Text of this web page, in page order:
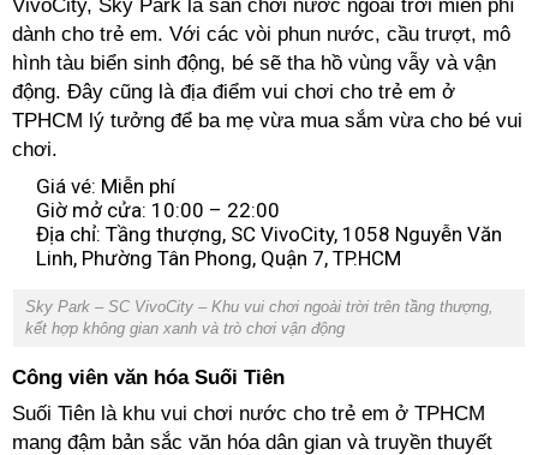
VivoCity, Sky Park là sân chơi nước ngoài trời miễn phí
dành cho trẻ em. Với các vòi phun nước, cầu trượt, mô
hình tàu biển sinh động, bé sẽ tha hồ vùng vẫy và vận
động. Đây cũng là địa điểm vui chơi cho trẻ em ở
TPHCM lý tưởng để ba mẹ vừa mua sắm vừa cho bé vui
chơi.
Giá vé: Miễn phí
Giờ mở cửa: 10:00 – 22:00
Địa chỉ: Tầng thượng, SC VivoCity, 1058 Nguyễn Văn
Linh, Phường Tân Phong, Quận 7, TP.HCM
Sky Park – SC VivoCity – Khu vui chơi ngoài trời trên tầng thượng,
kết hợp không gian xanh và trò chơi vận động
Công viên văn hóa Suối Tiên
Suối Tiên là khu vui chơi nước cho trẻ em ở TPHCM
mang đậm bản sắc văn hóa dân gian và truyền thuyết